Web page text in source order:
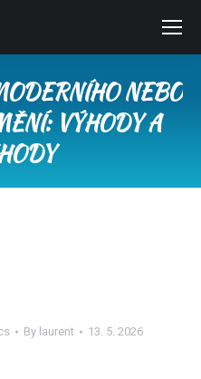
NEBO
VÝHODY A
By laurent 13. 5. 2026